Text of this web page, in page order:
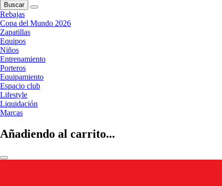
Buscar
Rebajas
Copa del Mundo 2026
Zapatillas
Equipos
Niños
Entrenamiento
Porteros
Equipamiento
Espacio club
Lifestyle
Liquidación
Marcas
Añadiendo al carrito...